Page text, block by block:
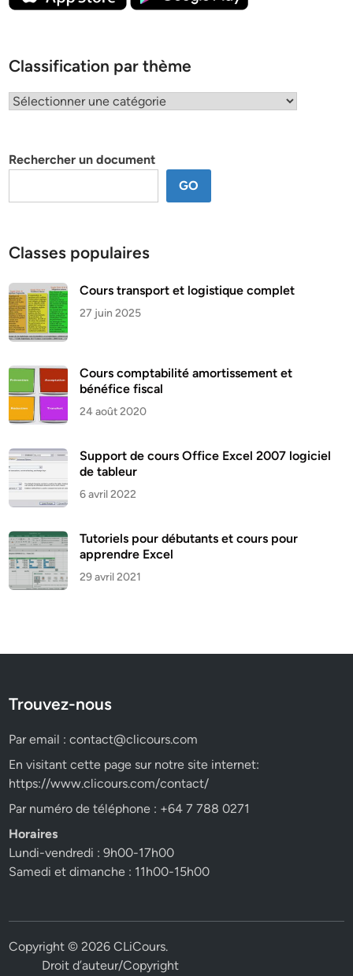
Classification par thème
Classification
Rechercher un document
GO
Classes populaires
Cours transport et logistique complet
27 juin 2025
Cours comptabilité amortissement et
bénéfice fiscal
24 août 2020
Support de cours Office Excel 2007 logiciel
de tableur
6 avril 2022
Tutoriels pour débutants et cours pour
apprendre Excel
29 avril 2021
Trouvez-nous
Par email :contact@clicours.com
En visitant cette page sur notre site internet:
https://www.clicours.com/contact/
Par numéro de téléphone : +64 7 788 0271
Horaires
Lundi-vendredi : 9h00-17h00
Samedi et dimanche : 11h00-15h00
Copyright © 2026CLiCours.
Droit d’auteur/Copyright